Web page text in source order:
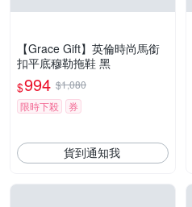
【Grace Gift】英倫時尚馬銜
扣平底穆勒拖鞋 黑
$994 $1,080
限時下殺
券
貨到通知我